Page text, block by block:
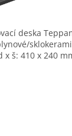
deska
x š: 410 x 240